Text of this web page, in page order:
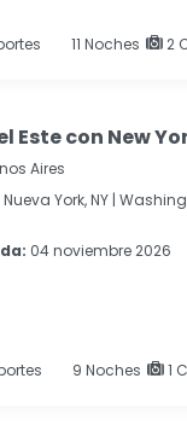
11 Noches 2
Este con New
Aires
Nueva York, NY |
04 noviembre 2026
9 Noches 1